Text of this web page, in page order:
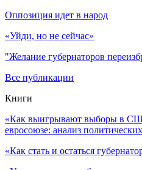
Оппозиция идет в народ
«Уйди, но не сейчас»
"Желание губернаторов
Все публикации
Книги
«Как выигрывают выборы в
евросоюзе: анализ
«Как стать и остаться